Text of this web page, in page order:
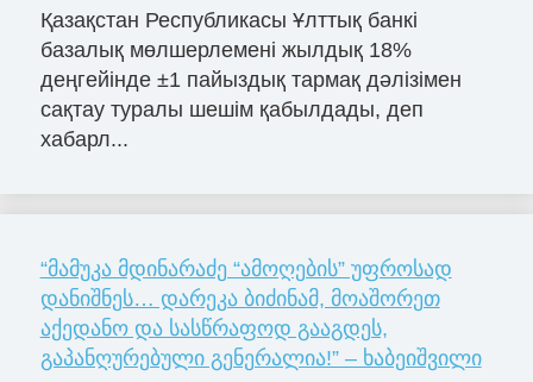
Қазақстан Республикасы Ұлттық банкі
базалық мөлшерлемені жылдық 18%
деңгейінде ±1 пайыздық тармақ дәлізімен
сақтау туралы шешім қабылдады, деп
хабарл...
“მამუკა მდინარაძე “ამოღების” უფროსად
დანიშნეს… დარეკა ბიძინამ, მოაშორეთ
აქედანო და სასწრაფოდ გააგდეს,
გაპანღურებული გენერალია!” – ხაბეიშვილი